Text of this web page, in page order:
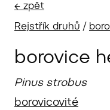
← zpět
Rejstřík druhů /
borovice
Pinus strobus
borovicovité